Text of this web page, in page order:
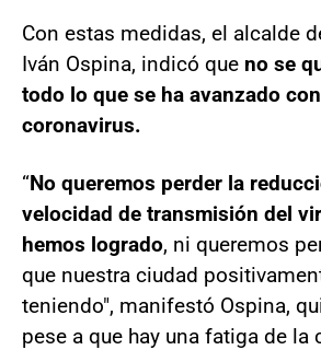
Con estas medidas, el alcalde
Iván Ospina, indicó que no se
todo lo que se ha avanzado
coronavirus.
“No queremos perder la
velocidad de transmisión del
hemos logrado, ni queremos
que nuestra ciudad
teniendo", manifestó Ospina,
pese a que hay una fatiga de la